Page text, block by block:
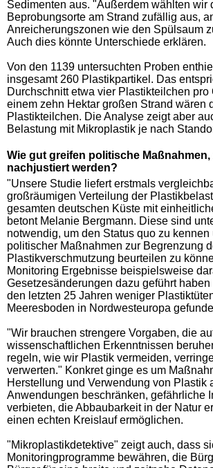
Sedimenten aus. "Außerdem wählten wir
Beprobungsorte am Strand zufällig aus,
Anreicherungszonen wie den Spülsaum
Auch dies könnte Unterschiede erklären.
Von den 1139 untersuchten Proben
insgesamt 260 Plastikpartikel. Das
Durchschnitt etwa vier Plastikteilchen pro
einem zehn Hektar großen Strand wären
Plastikteilchen. Die Analyse zeigt aber
Belastung mit Mikroplastik je nach
Wie gut greifen politische
nachjustiert werden?
"Unsere Studie liefert erstmals
großräumigen Verteilung der
gesamten deutschen Küste mit
betont Melanie Bergmann. Diese sind
notwendig, um den Status quo zu kennen
politischer Maßnahmen zur Begrenzung
Plastikverschmutzung beurteilen zu
Monitoring Ergebnisse beispielsweise
Gesetzesänderungen dazu geführt
den letzten 25 Jahren weniger
Meeresboden in Nordwesteuropa
"Wir brauchen strengere Vorgaben, die
wissenschaftlichen Erkenntnissen
regeln, wie wir Plastik vermeiden,
verwerten." Konkret ginge es um
Herstellung und Verwendung von Plastik
Anwendungen beschränken, gefährliche
verbieten, die Abbaubarkeit in der Natur
einen echten Kreislauf ermöglichen.
"Mikroplastikdetektive" zeigt auch, dass
Monitoringprogramme bewähren, die